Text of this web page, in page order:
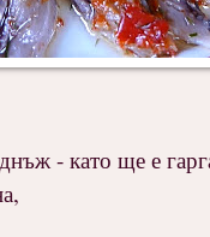
- като ще е